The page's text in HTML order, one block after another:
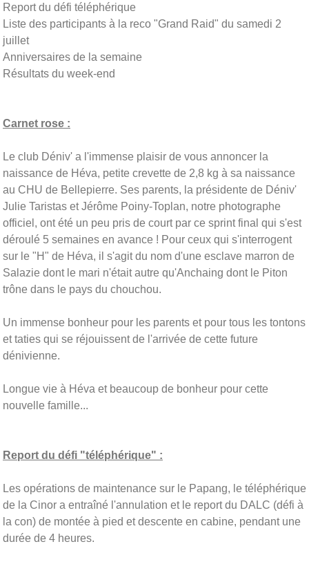
Report du défi téléphérique
Liste des participants à la reco "Grand Raid" du samedi 2
juillet
Anniversaires de la semaine
Résultats du week-end
Carnet rose :
Le club Déniv' a l'immense plaisir de vous annoncer la
naissance de Héva, petite crevette de 2,8 kg à sa naissance
au CHU de Bellepierre. Ses parents, la présidente de Déniv'
Julie Taristas et Jérôme Poiny-Toplan, notre photographe
officiel, ont été un peu pris de court par ce sprint final qui s'est
déroulé 5 semaines en avance ! Pour ceux qui s'interrogent
sur le "H" de Héva, il s'agit du nom d'une esclave marron de
Salazie dont le mari n'était autre qu'Anchaing dont le Piton
trône dans le pays du chouchou.
Un immense bonheur pour les parents et pour tous les tontons
et taties qui se réjouissent de l'arrivée de cette future
dénivienne.
Longue vie à Héva et beaucoup de bonheur pour cette
nouvelle famille...
Report du défi "téléphérique" :
Les opérations de maintenance sur le Papang, le téléphérique
de la Cinor a entraîné l'annulation et le report du DALC (défi à
la con) de montée à pied et descente en cabine, pendant une
durée de 4 heures.